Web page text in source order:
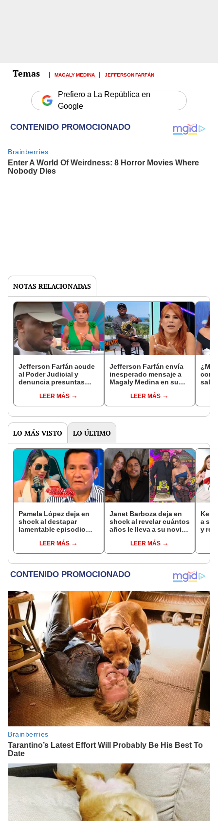
MAGALY MEDINA JEFFERSON FARFÁN
Prefiero a La República en
Google
NOTAS RELACIONADAS
Jefferson Farfán acude
al Poder Judicial y
denuncia presuntas
juicio ganado a Magaly
Medina: "Se van a dar
LEER MÁS
Jefferson Farfán envía
inesperado mensaje a
Magaly Medina en su
correcta del Perú”
LEER MÁS
"Yo
LO MÁS VISTO LO ÚLTIMO
Pamela López deja en
shock al destapar
lamentable episodio
de La Bella Luz: "Hasta
el día de hoy ..."
LEER MÁS
Janet Barboza deja en
shock al revelar cuántos
años le lleva a su novio
plenitud”LEER MÁS
a
y